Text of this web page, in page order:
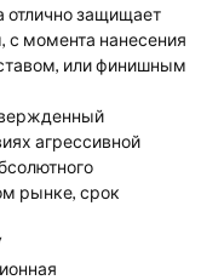
отлично защищает
с момента нанесения
или финишным
агрессивной
рынке, срок